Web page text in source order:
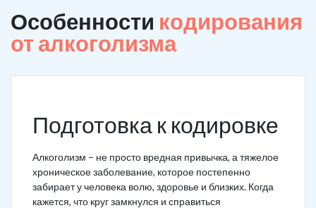
Особенности кодирования
от алкоголизма
Подготовка к кодировке
Алкоголизм – не просто вредная привычка, а тяжелое
хроническое заболевание, которое постепенно
забирает у человека волю, здоровье и близких. Когда
кажется, что круг замкнулся и справиться